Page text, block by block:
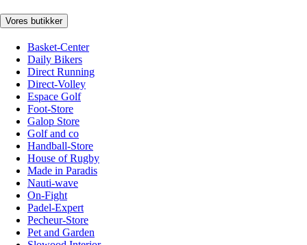
Vores butikker
Basket-Center
Daily Bikers
Direct Running
Direct-Volley
Espace Golf
Foot-Store
Galop Store
Golf and co
Handball-Store
House of Rugby
Made in Paradis
Nauti-wave
On-Fight
Padel-Expert
Pecheur-Store
Pet and Garden